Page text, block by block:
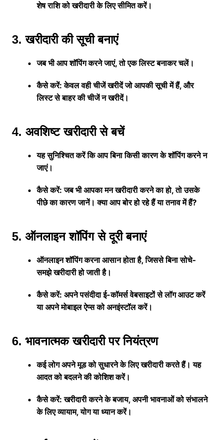
शेष राशि को खरीदारी के लिए सीमित करें।
3. खरीदारी की सूची बनाएं
जब भी आप शॉपिंग करने जाएं, तो एक लिस्ट बनाकर चलें।
कैसे करें: केवल वही चीजें खरीदें जो आपकी सूची में हैं, और
लिस्ट से बाहर की चीजें न खरीदें।
4. अवशिष्ट खरीदारी से बचें
यह सुनिश्चित करें कि आप बिना किसी कारण के शॉपिंग करने न
जाएं।
कैसे करें: जब भी आपका मन खरीदारी करने का हो, तो उसके
पीछे का कारण जानें। क्या आप बोर हो रहे हैं या तनाव में हैं?
5. ऑनलाइन शॉपिंग से दूरी बनाएं
ऑनलाइन शॉपिंग करना आसान होता है, जिससे बिना सोचे-
समझे खरीदारी हो जाती है।
कैसे करें: अपने पसंदीदा ई-कॉमर्स वेबसाइटों से लॉग आउट करें
या अपने मोबाइल ऐप्स को अनइंस्टॉल करें।
6. भावनात्मक खरीदारी पर नियंत्रण
कई लोग अपने मूड को सुधारने के लिए खरीदारी करते हैं। यह
आदत को बदलने की कोशिश करें।
कैसे करें: खरीदारी करने के बजाय, अपनी भावनाओं को संभालने
के लिए व्यायाम, योग या ध्यान करें।